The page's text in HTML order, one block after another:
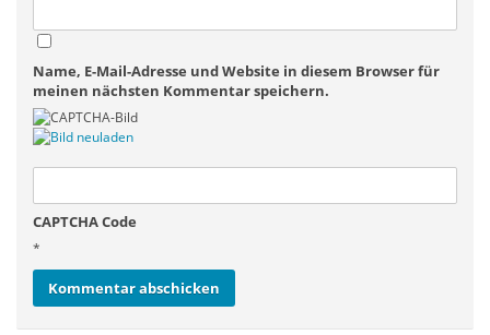
Name, E-Mail-Adresse und Website in diesem Browser für
meinen nächsten Kommentar speichern.
CAPTCHA Code
*